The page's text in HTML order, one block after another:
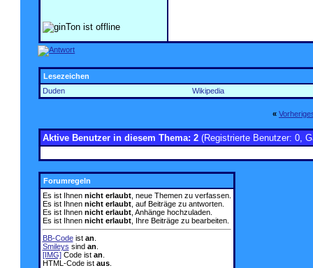
Lesezeichen
Duden
Wikipedia
«
Aktive Benutzer in diesem Thema: 2 (Registrierte Benutzer: 0,
Forumregeln
Es ist Ihnen nicht erlaubt, neue Themen zu verfassen.
Es ist Ihnen nicht erlaubt, auf Beiträge zu antworten.
Es ist Ihnen nicht erlaubt, Anhänge hochzuladen.
Es ist Ihnen nicht erlaubt, Ihre Beiträge zu bearbeiten.
BB-Codeist an
Smileys sind an
[IMG]Code ist an
HTML-Code ist aus.